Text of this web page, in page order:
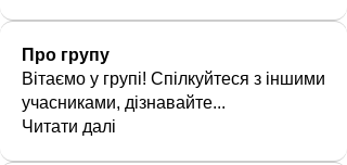
Про групу
Вітаємо у групі! Спілкуйтеся з іншими
учасниками, дізнавайте...
Читати далі